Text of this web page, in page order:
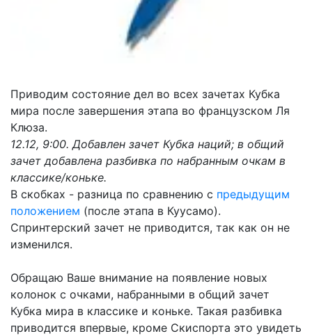
Приводим состояние дел во всех зачетах Кубка
мира после завершения этапа во французском Ля
Клюза.
12.12, 9:00. Добавлен зачет Кубка наций; в общий
зачет добавлена разбивка по набранным очкам в
классике/коньке.
В скобках - разница по сравнению с предыдущим
положением (после этапа в Куусамо).
Спринтерский зачет не приводится, так как он не
изменился.
Обращаю Ваше внимание на появление новых
колонок с очками, набранными в общий зачет
Кубка мира в классике и коньке. Такая разбивка
приводится впервые, кроме Скиспорта это увидеть